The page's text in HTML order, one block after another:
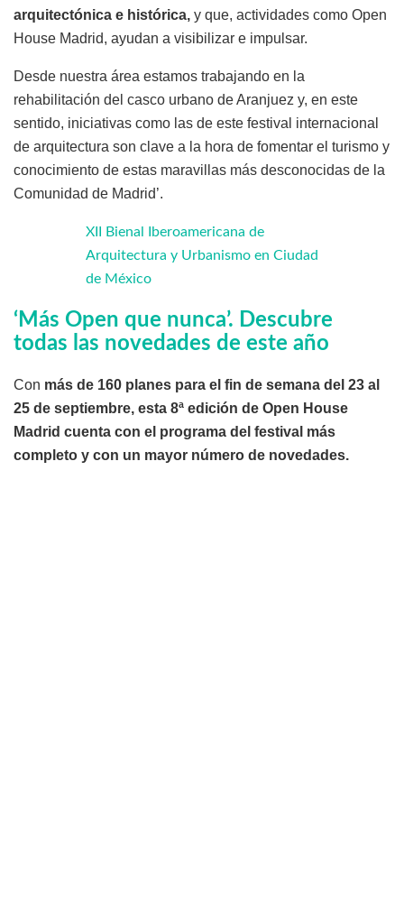
arquitectónica e histórica, y que, actividades como Open
House Madrid, ayudan a visibilizar e impulsar.
Desde nuestra área estamos trabajando en la
rehabilitación del casco urbano de Aranjuez y, en este
sentido, iniciativas como las de este festival internacional
de arquitectura son clave a la hora de fomentar el turismo y
conocimiento de estas maravillas más desconocidas de la
Comunidad de Madrid’.
XII Bienal Iberoamericana de
Arquitectura y Urbanismo en Ciudad
de México
‘Más Open que nunca’. Descubre
todas las novedades de este año
Con más de 160 planes para el fin de semana del 23 al
25 de septiembre, esta 8ª edición de Open House
Madrid cuenta con el programa del festival más
completo y con un mayor número de novedades.